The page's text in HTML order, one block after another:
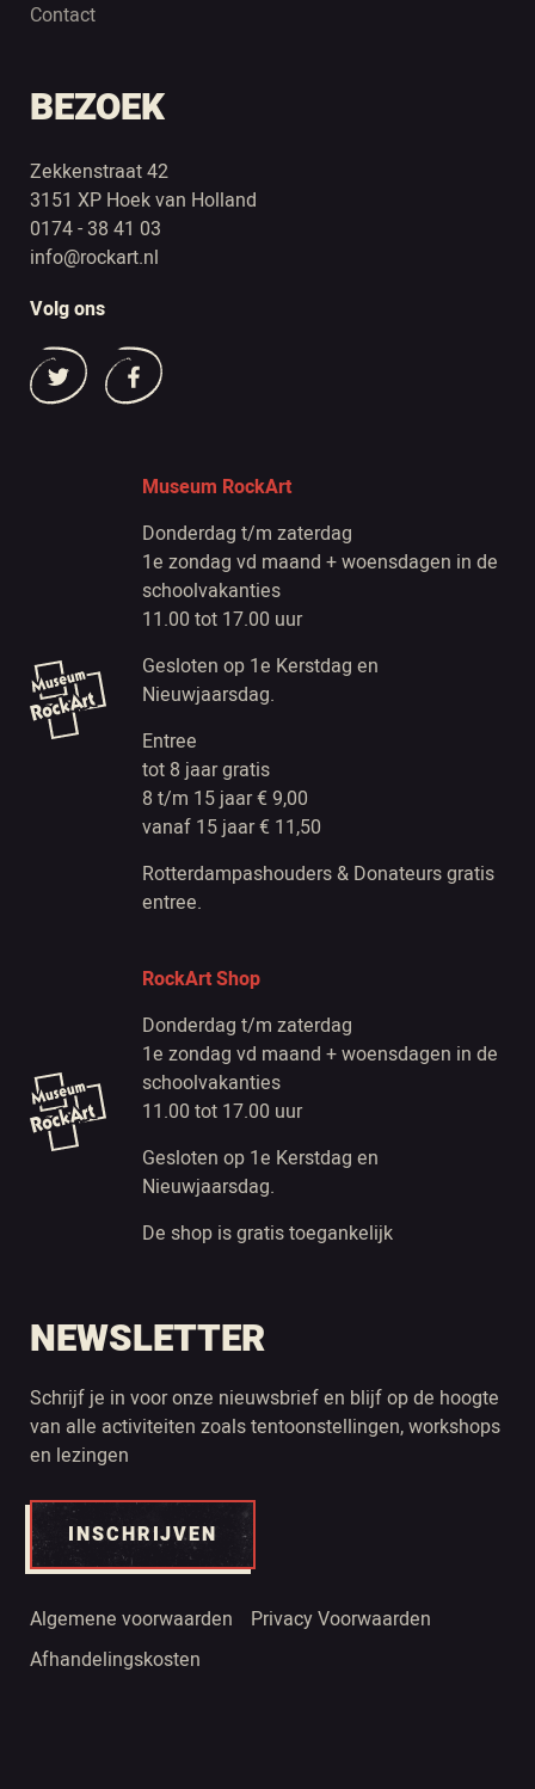
Contact
BEZOEK
Zekkenstraat 42
3151 XP Hoek van Holland
0174 - 38 41 03
info@rockart.nl
Volg ons
Museum RockArt
Donderdag t/m zaterdag
1e zondag vd maand + woensdagen in de
schoolvakanties
11.00 tot 17.00 uur
Gesloten op 1e Kerstdag en
Nieuwjaarsdag.
Entree
tot 8 jaar gratis
8 t/m 15 jaar € 9,00
vanaf 15 jaar € 11,50
Rotterdampashouders & Donateurs gratis
entree.
RockArt Shop
Donderdag t/m zaterdag
1e zondag vd maand + woensdagen in de
schoolvakanties
11.00 tot 17.00 uur
Gesloten op 1e Kerstdag en
Nieuwjaarsdag.
De shop is gratis toegankelijk
NEWSLETTER
Schrijf je in voor onze nieuwsbrief en blijf op de hoogte
van alle activiteiten zoals tentoonstellingen, workshops
en lezingen
INSCHRIJVEN
Algemene voorwaarden
Privacy Voorwaarden
Afhandelingskosten